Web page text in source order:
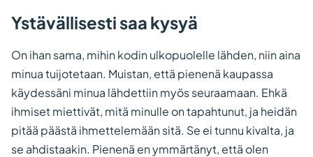
Ystävällisesti saa kysyä
On ihan sama, mihin kodin ulkopuolelle lähden, niin aina
minua tuijotetaan. Muistan, että pienenä kaupassa
käydessäni minua lähdettiin myös seuraamaan. Ehkä
ihmiset miettivät, mitä minulle on tapahtunut, ja heidän
pitää päästä ihmettelemään sitä. Se ei tunnu kivalta, ja
se ahdistaakin. Pienenä en ymmärtänyt, että olen